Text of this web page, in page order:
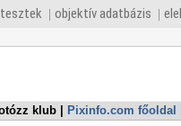
objektív adatbázis
klub Pixinfo.com főoldal